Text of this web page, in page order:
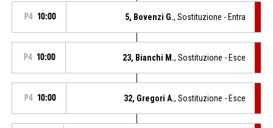
P4 10:00 5, Bovenzi G., Sostituzione - Entra
P4 10:00 23, Bianchi M., Sostituzione - Esce
P4 10:00 32, Gregori A., Sostituzione - Esce